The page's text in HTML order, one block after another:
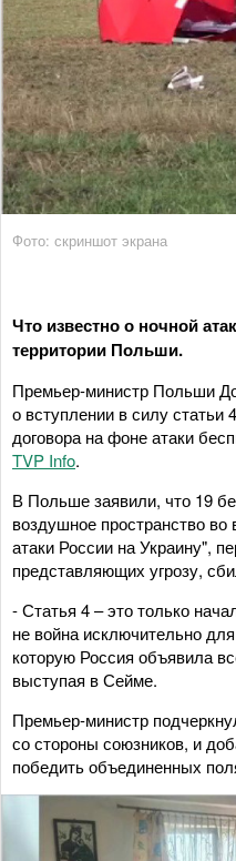
Фото: скриншот экрана
Что известно о ночной
территории Польши.
Премьер-министр Польши
о вступлении в силу статьи
договора на фоне атаки
TVP Info.
В Польше заявили, что 19
воздушное пространство
атаки России на Украину",
представляющих угрозу,
- Статья 4 – это только
не война исключительно
которую Россия объявила
выступая в Сейме.
Премьер-министр
со стороны союзников, и
победить объединенных